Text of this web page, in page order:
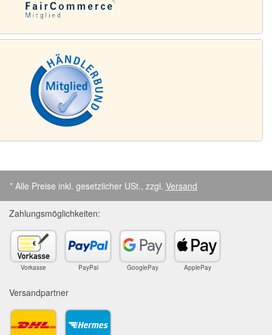
* Alle Preise inkl. gesetzlicher USt., zzgl. Versand
Zahlungsmöglichkeiten:
Vorkasse PayPal GooglePay ApplePay
Versandpartner